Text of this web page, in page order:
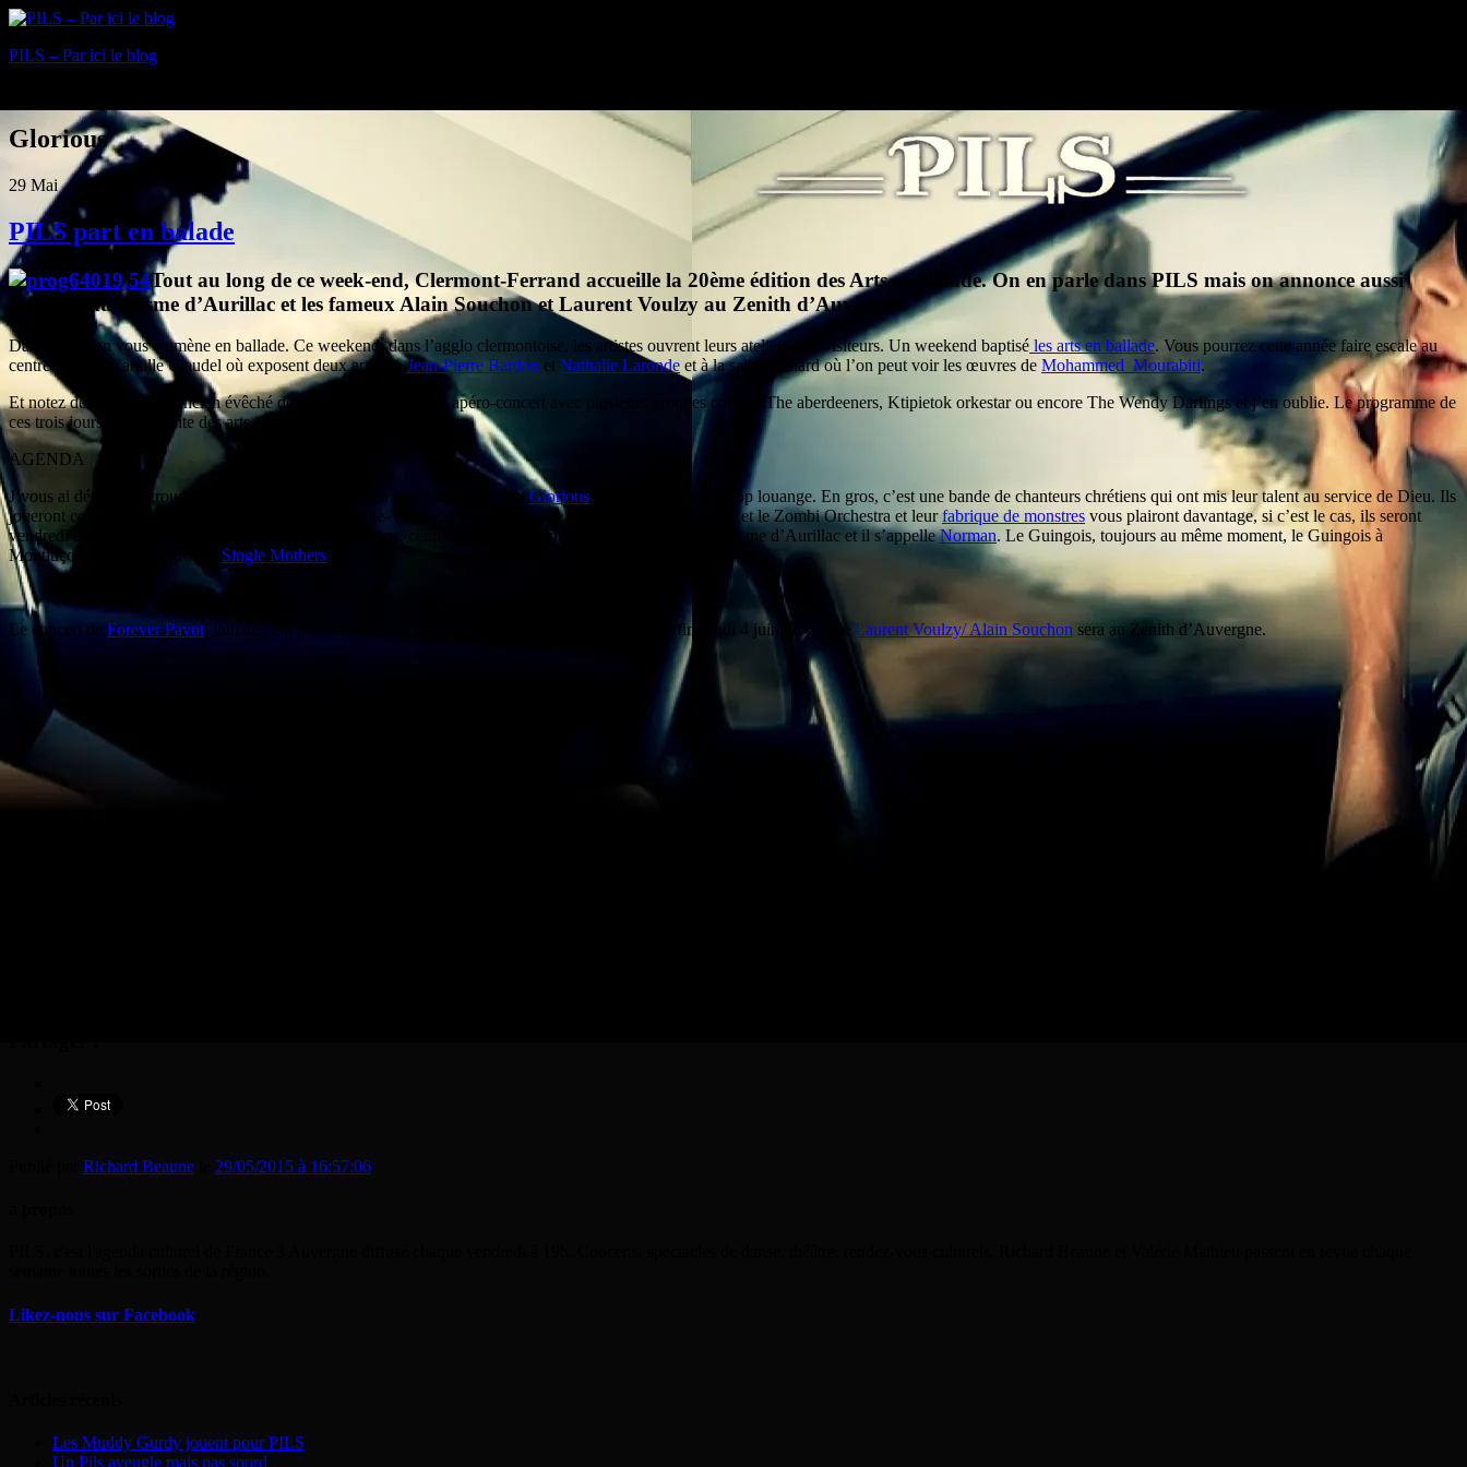
PILS – Par ici le blog
Glorious
29 Mai
PILS part en balade
Tout au long de ce week-end, Clermont-Ferrand accueille la 20ème édition des Arts en Balade. On en parle dans PILS mais on annonce aussi
Norman au Prisme d’Aurillac et les fameux Alain Souchon et Laurent Voulzy au Zenith d’Auvergne.
Dans PILS, on vous emmène en ballade. Ce weekend, dans l’agglo clermontoise, les artistes ouvrent leurs ateliers aux visiteurs. Un weekend baptisé les arts en ballade. Vous pourrez cette année faire escale au
centre culturel Camille Claudel où exposent deux artistes,Jean-Pierre Bardon et Nathalie Laronde et à la salle Gaillard où l’on peut voir les œuvres de Mohammed Mourabiti.
Et notez demain soir à l’ancien évêché de Clermont-Ferrand, un apéro-concert avec plusieurs groupes comme The aberdeeners, Ktipietok orkestar ou encore The Wendy Darlings et j’en oublie. Le programme de
ces trois jours est sur le site des arts en balade.
AGENDA
J’vous ai dégoté un groupe hallucinant et sans doute un peu halluciné, c’estGlorious qui fait de l’électro pop louange. En gros, c’est une bande de chanteurs chrétiens qui ont mis leur talent au service de Dieu. Ils
joueront ce vendredi 29 mai en l’Eglise des Martres-de-Veyre. Si vous êtes païen, peut-être que Mac Abbe et le Zombi Orchestra et leurfabrique de monstres vous plairont davantage, si c’est le cas, ils seront
vendredi aussi à Montfaucon en Velay. Pendant ce temps, celui qui s’est fait connaître sur le net sera au Prisme d’Aurillac et il s’appelleNorman. Le Guingois, toujours au même moment, le Guingois à
Montluçon accueille le groupe Single Mothers
Le concert de Forever Pavot, initialement prévu samedi 30 mai est reporté au 18 septembre. Et enfin Jeudi 4 juin, le couple Laurent Voulzy/ Alain Souchon sera au Zenith d’Auvergne.
Richard Beaune 29/05/2015 à 16:57:06
Likez-nous sur Facebook
Les Muddy Gurdy jouent pour PILS
Un Pils aveugle mais pas sourd